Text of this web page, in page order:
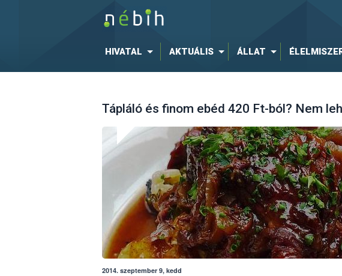
HIVATAL AKTUÁLIS ÁLLAT
Tápláló és finom ebéd 420 Ft-ból? Nem
2014. szeptember 9, kedd